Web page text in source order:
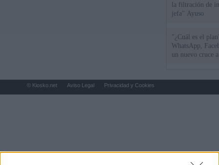
la filtración de
jefa" Ayuso
"¿Cuál es el
WhatsApp,
un nuevo cruce
© Kiosko.net Aviso Legal Privacidad y Cookies